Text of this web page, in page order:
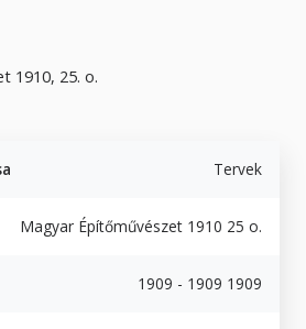
1910, 25. o.
Tervek
Magyar Építőművészet 1910 25 o.
1909 - 1909 1909